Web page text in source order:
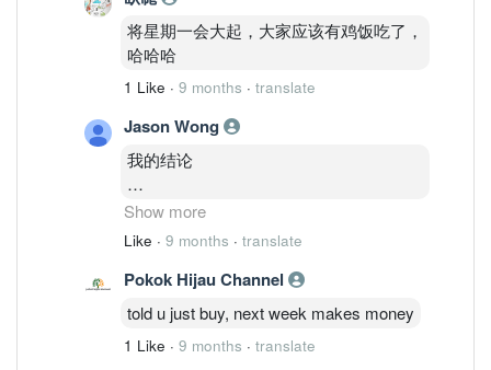
将星期一会大起，大家应该有鸡饭吃了，
哈哈哈
1 Like · 9 months · translate
Jason Wong
我的结论
是的,你的猜测“他们可能本来想高卖低买,
结 果玩出火了”有较强依据。因为:
• 既有大规模抛售,也有买入;
· 抛售中包含“Pledged Securities
Account” 强制卖出可能性高;
Show more
Like · 9 months · translate
Pokok Hijau Channel
told u just buy, next week makes money
1 Like · 9 months · translate